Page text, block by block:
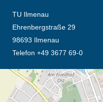
TU Ilmenau
Ehrenbergstraße 29
98693 Ilmenau
Telefon +49 3677 69-0
Öffnet die